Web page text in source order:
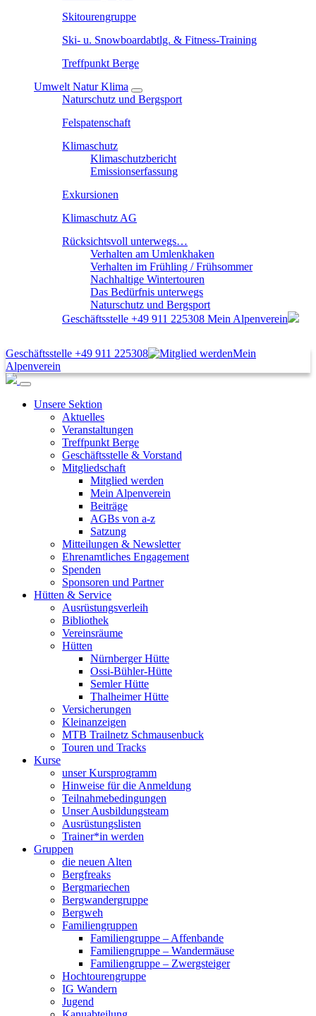
Skitourengruppe
Ski- u. Snowboardabtlg. & Fitness-Training
Treffpunkt Berge
Umwelt Natur Klima
Naturschutz und Bergsport
Felspatenschaft
Klimaschutz
Klimaschutzbericht
Emissionserfassung
Exkursionen
Klimaschutz AG
Rücksichtsvoll unterwegs…
Verhalten am Umlenkhaken
Verhalten im Frühling / Frühsommer
Nachhaltige Wintertouren
Das Bedürfnis unterwegs
Naturschutz und Bergsport
Geschäftsstelle +49 911 225308 Mein Alpenverein
Geschäftsstelle +49 911 225308
Mein
Alpenverein
Unsere Sektion
Aktuelles
Veranstaltungen
Treffpunkt Berge
Geschäftsstelle & Vorstand
Mitgliedschaft
Mitglied werden
Mein Alpenverein
Beiträge
AGBs von a-z
Satzung
Mitteilungen & Newsletter
Ehrenamtliches Engagement
Spenden
Sponsoren und Partner
Hütten & Service
Ausrüstungsverleih
Bibliothek
Vereinsräume
Hütten
Nürnberger Hütte
Ossi-Bühler-Hütte
Semler Hütte
Thalheimer Hütte
Versicherungen
Kleinanzeigen
MTB Trailnetz Schmausenbuck
Touren und Tracks
Kurse
unser Kursprogramm
Hinweise für die Anmeldung
Teilnahmebedingungen
Unser Ausbildungsteam
Ausrüstungslisten
Trainer*in werden
Gruppen
die neuen Alten
Bergfreaks
Bergmariechen
Bergwandergruppe
Bergweh
Familiengruppen
Familiengruppe – Affenbande
Familiengruppe – Wandermäuse
Familiengruppe – Zwergsteiger
Hochtourengruppe
IG Wandern
Jugend